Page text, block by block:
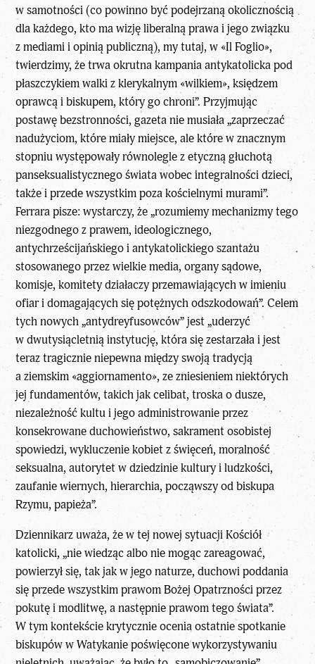
w samotności (co powinno być podejrzaną okolicznością
dla każdego, kto ma wizję liberalną prawa i jego związku
z mediami i opinią publiczną), my tutaj, w «Il Foglio»,
twierdzimy, że trwa okrutna kampania antykatolicka pod
płaszczykiem walki z klerykalnym «wilkiem», księdzem
oprawcą i biskupem, który go chroni”. Przyjmując
postawę bezstronności, gazeta nie musiała „zaprzeczać
nadużyciom, które miały miejsce, ale które w znacznym
stopniu występowały równolegle z etyczną głuchotą
panseksualistycznego świata wobec integralności dzieci,
także i przede wszystkim poza kościelnymi murami”.
Ferrara pisze: wystarczy, że „rozumiemy mechanizmy tego
niezgodnego z prawem, ideologicznego,
antychrześcijańskiego i antykatolickiego szantażu
stosowanego przez wielkie media, organy sądowe,
komisje, komitety działaczy przemawiających w imieniu
ofiar i domagających się potężnych odszkodowań”. Celem
tych nowych „antydreyfusowców” jest „uderzyć
w dwutysiącletnią instytucję, która się zestarzała i jest
teraz tragicznie niepewna między swoją tradycją
a ziemskim «aggiornamento», ze zniesieniem niektórych
jej fundamentów, takich jak celibat, troska o dusze,
niezależność kultu i jego administrowanie przez
konsekrowane duchowieństwo, sakrament osobistej
spowiedzi, wykluczenie kobiet z święceń, moralność
seksualna, autorytet w dziedzinie kultury i ludzkości,
zaufanie wiernych, hierarchia, począwszy od biskupa
Rzymu, papieża”.
Dziennikarz uważa, że w tej nowej sytuacji Kościół
katolicki, „nie wiedząc albo nie mogąc zareagować,
powierzył się, tak jak w jego naturze, duchowi poddania
się przede wszystkim prawom Bożej Opatrzności przez
pokutę i modlitwę, a następnie prawom tego świata”.
W tym kontekście krytycznie ocenia ostatnie spotkanie
biskupów w Watykanie poświęcone wykorzystywaniu